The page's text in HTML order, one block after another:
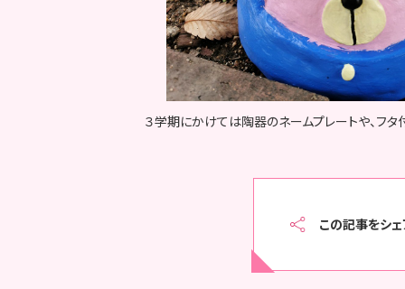
３学期にかけては陶器のネームプレートや、フタ
この記事をシ